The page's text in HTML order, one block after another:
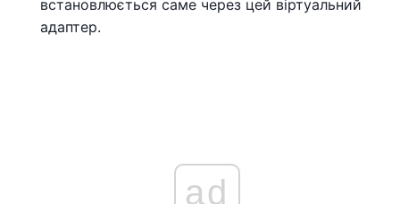
встановлюється саме через цей віртуальний
адаптер.
ad